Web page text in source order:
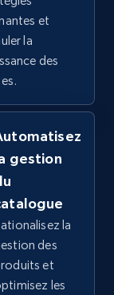
Initial
more.
url
et
la
des
gestion
la
des
et
les